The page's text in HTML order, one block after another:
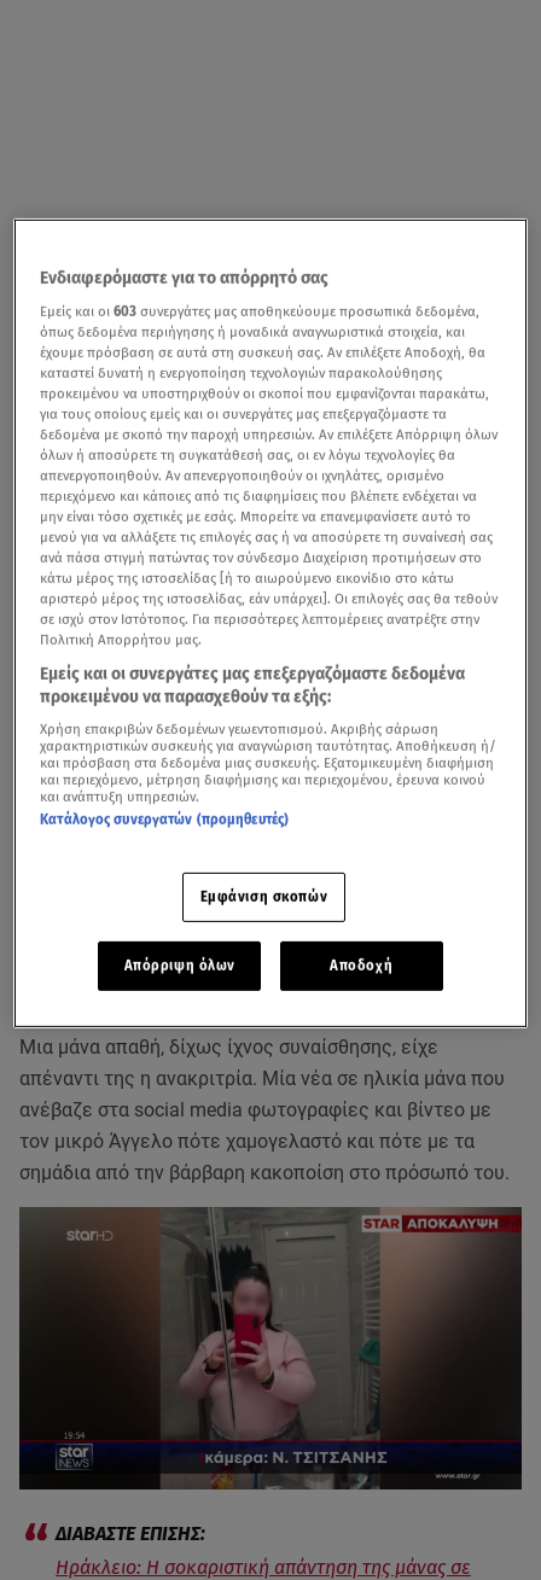
Με κομμένη την ανάσα παρακολουθεί όλη η Ελλάδα το
ζευγάρι των βασανιστών να αλληλοκατηγορείται στο
δικαστήριο για την κτηνώδηκακοποίηση
δεν είχε πειράξει ποτέ το σπλάχνο της και πως ο
σύντροφός της ήταν εκείνος που χτυπούσε βάναυσα το
παιδί της. Την ίδια ώραμε σκληρά λόγια για την
κατηγορούμενη μιλάνε ο βιολογικός πατέρας του
, αλλά και οι συγγενείς του 44χρονου.
Μια μάνα απαθή, δίχως ίχνος συναίσθησης, είχε
απέναντι της η ανακριτρία. Μία νέα σε ηλικία μάνα που
ανέβαζε στα social media φωτογραφίες και βίντεο με
τον μικρό Άγγελο πότε χαμογελαστό και πότε με τα
σημάδια από την βάρβαρη κακοποίση στο πρόσωπό του.
Ηράκλειο: Η σοκαριστική απάντηση της μάνας σε
Ενδιαφερόμαστε για το απόρρητό σας
Εμείς και οι603 συνεργάτες μας αποθηκεύουμε προσωπικά δεδομένα,
όπως δεδομένα περιήγησης ή μοναδικά αναγνωριστικά στοιχεία, και
έχουμε πρόσβαση σε αυτά στη συσκευή σας. Αν επιλέξετε Αποδοχή, θα
καταστεί δυνατή η ενεργοποίηση τεχνολογιών παρακολούθησης
προκειμένου να υποστηριχθούν οι σκοποί που εμφανίζονται παρακάτω,
για τους οποίους εμείς και οι συνεργάτες μας επεξεργαζόμαστε τα
δεδομένα με σκοπό την παροχή υπηρεσιών. Αν επιλέξετε Απόρριψη όλων
όλων ή αποσύρετε τη συγκατάθεσή σας, οι εν λόγω τεχνολογίες θα
απενεργοποιηθούν. Αν απενεργοποιηθούν οι ιχνηλάτες, ορισμένο
περιεχόμενο και κάποιες από τις διαφημίσεις που βλέπετε ενδέχεται να
μην είναι τόσο σχετικές με εσάς. Μπορείτε να επανεμφανίσετε αυτό το
μενού για να αλλάξετε τις επιλογές σας ή να αποσύρετε τη συναίνεσή σας
ανά πάσα στιγμή πατώντας τον σύνδεσμο Διαχείριση προτιμήσεων στο
κάτω μέρος της ιστοσελίδας [ή το αιωρούμενο εικονίδιο στο κάτω
αριστερό μέρος της ιστοσελίδας, εάν υπάρχει]. Οι επιλογές σας θα τεθούν
σε ισχύ στον Ιστότοπος. Για περισσότερες λεπτομέρειες ανατρέξτε στην
Πολιτική Απορρήτου μας.
Εμείς και οι συνεργάτες μας επεξεργαζόμαστε δεδομένα
προκειμένου να παρασχεθούν τα εξής:
Χρήση επακριβών δεδομένων γεωεντοπισμού. Ακριβής σάρωση
χαρακτηριστικών συσκευής για αναγνώριση ταυτότητας. Αποθήκευση ή/
και πρόσβαση στα δεδομένα μιας συσκευής. Εξατομικευμένη διαφήμιση
και περιεχόμενο, μέτρηση διαφήμισης και περιεχομένου, έρευνα κοινού
και ανάπτυξη υπηρεσιών.
Κατάλογος συνεργατών (προμηθευτές)
Εμφάνιση σκοπών
Απόρριψη όλων Αποδοχή